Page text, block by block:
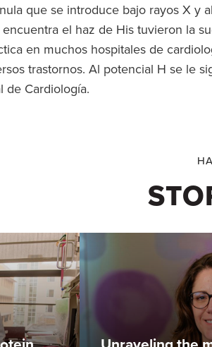
que se introduce bajo rayos X y
el haz de His tuvieron la
en muchos hospitales de
trastornos. Al potencial H se le
de Cardiología.